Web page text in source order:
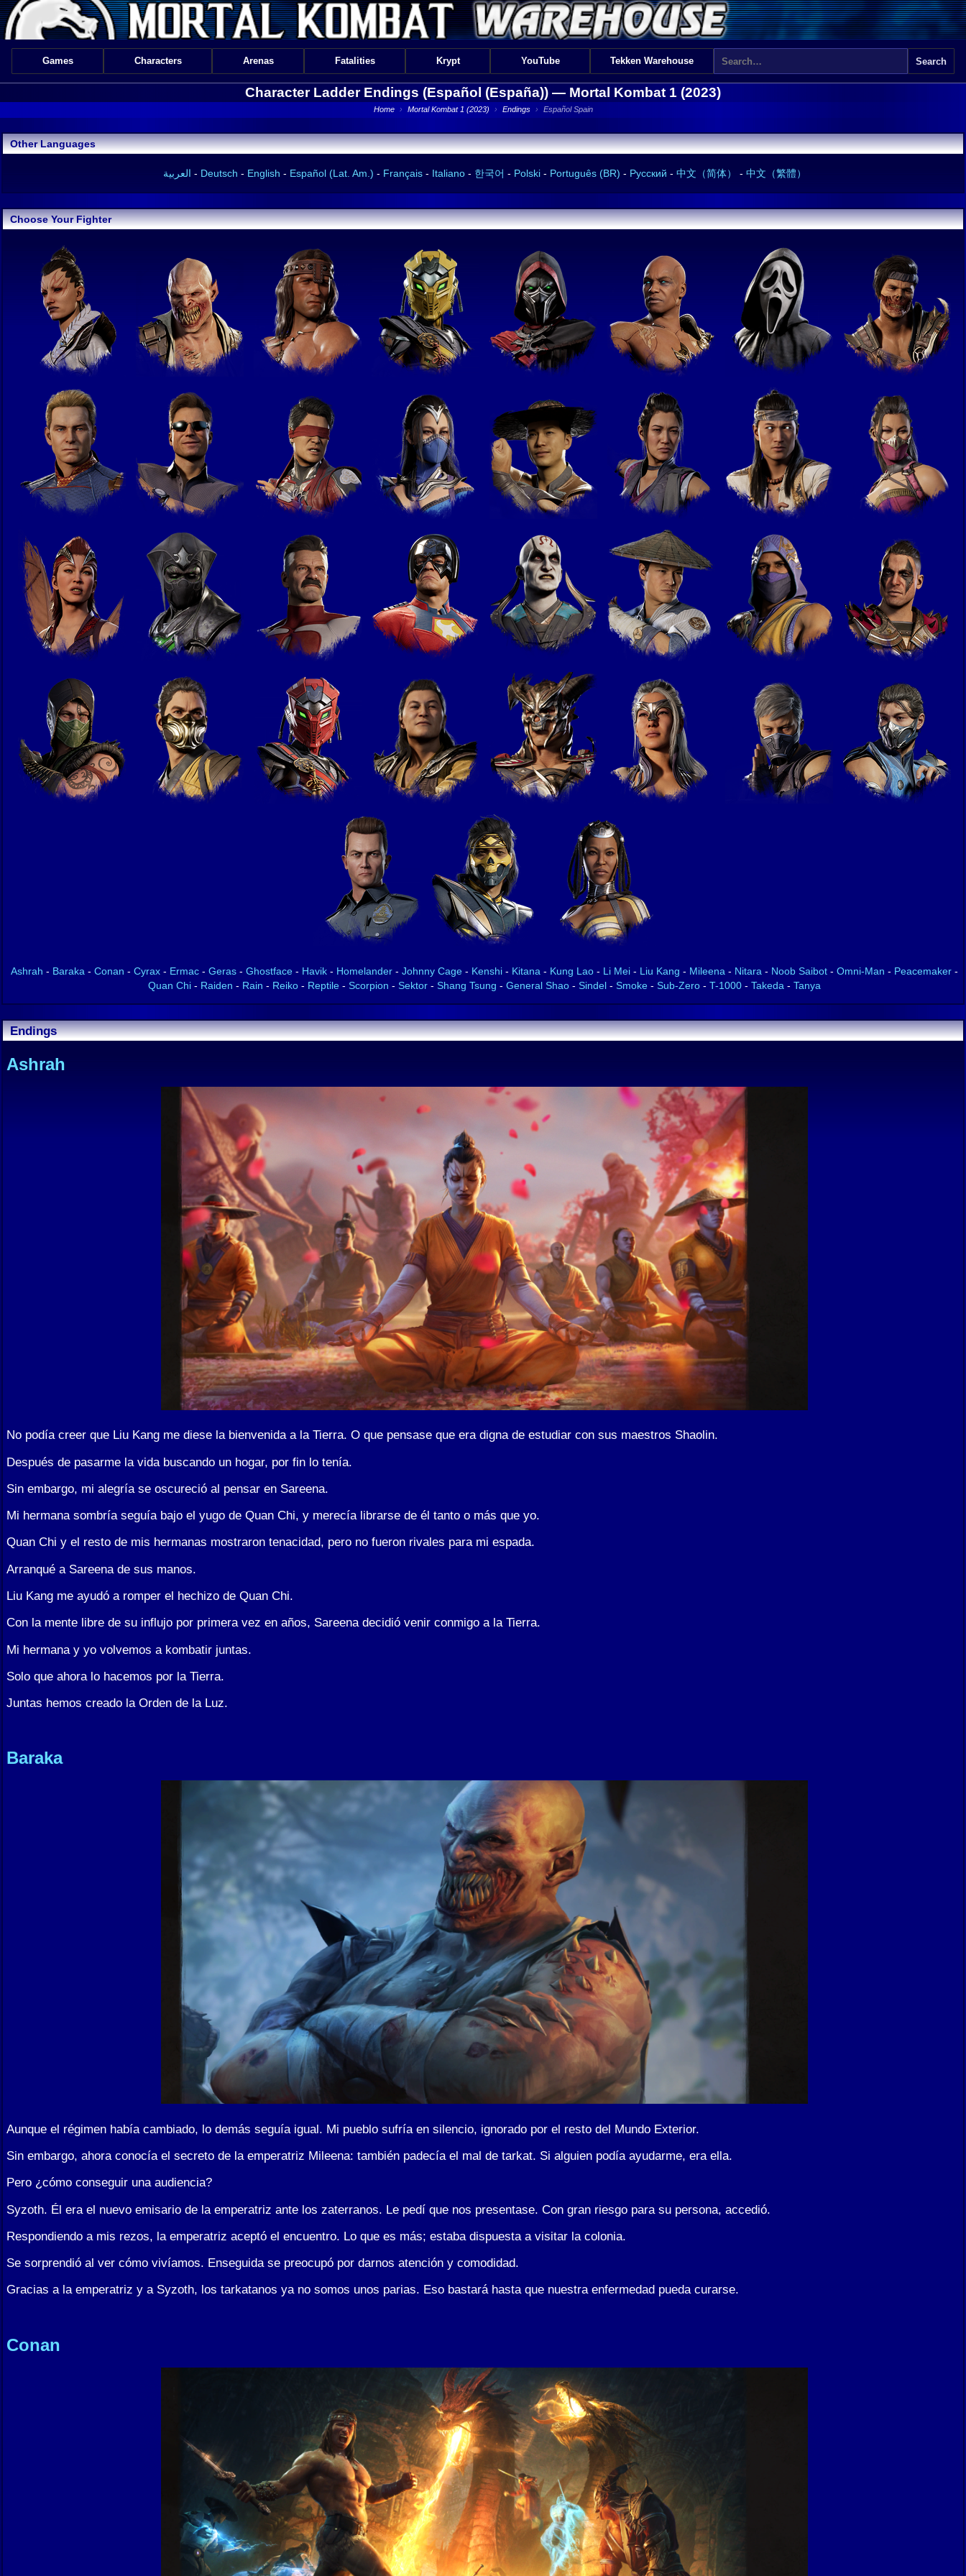
Games Characters Arenas Fatalities Krypt YouTube Tekken Warehouse
Character Ladder Endings (Español (España)) — Mortal Kombat 1 (2023)
Home › Mortal Kombat 1 (2023) › Endings › Español Spain
Other Languages
العربية - Deutsch - English - Español (Lat. Am.) - Français- Italiano- 한국어 - Polski- Português (BR) - Русский - 中文（简体） - 中文（繁體）
Choose Your Fighter
Ashrah - Baraka - Conan - Cyrax - Ermac - Geras - Ghostface - Havik - Homelander - Johnny Cage - Kenshi - Kitana - Kung Lao - Li Mei - Liu Kang - Mileena - Nitara - Noob Saibot - Omni-Man - Peacemaker -
Quan Chi - Raiden - Rain - Reiko - Reptile - Scorpion - Sektor - Shang Tsung - General Shao - Sindel - Smoke - Sub-Zero - T-1000 - Takeda - Tanya
Endings
Ashrah
No podía creer que Liu Kang me diese la bienvenida a la Tierra. O que pensase que era digna de estudiar con sus maestros Shaolin.
Después de pasarme la vida buscando un hogar, por fin lo tenía.
Sin embargo, mi alegría se oscureció al pensar en Sareena.
Mi hermana sombría seguía bajo el yugo de Quan Chi, y merecía librarse de él tanto o más que yo.
Quan Chi y el resto de mis hermanas mostraron tenacidad, pero no fueron rivales para mi espada.
Arranqué a Sareena de sus manos.
Liu Kang me ayudó a romper el hechizo de Quan Chi.
Con la mente libre de su influjo por primera vez en años, Sareena decidió venir conmigo a la Tierra.
Mi hermana y yo volvemos a kombatir juntas.
Solo que ahora lo hacemos por la Tierra.
Juntas hemos creado la Orden de la Luz.
Baraka
Aunque el régimen había cambiado, lo demás seguía igual. Mi pueblo sufría en silencio, ignorado por el resto del Mundo Exterior.
Sin embargo, ahora conocía el secreto de la emperatriz Mileena: también padecía el mal de tarkat. Si alguien podía ayudarme, era ella.
Pero ¿cómo conseguir una audiencia?
Syzoth. Él era el nuevo emisario de la emperatriz ante los zaterranos. Le pedí que nos presentase. Con gran riesgo para su persona, accedió.
Respondiendo a mis rezos, la emperatriz aceptó el encuentro. Lo que es más; estaba dispuesta a visitar la colonia.
Se sorprendió al ver cómo vivíamos. Enseguida se preocupó por darnos atención y comodidad.
Gracias a la emperatriz y a Syzoth, los tarkatanos ya no somos unos parias. Eso bastará hasta que nuestra enfermedad pueda curarse.
Conan